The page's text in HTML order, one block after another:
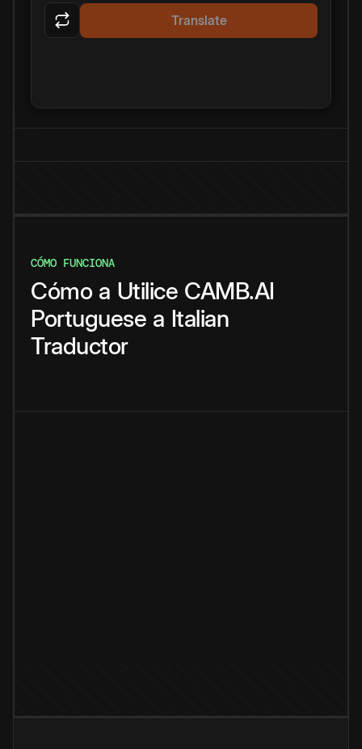
Translate
CÓMO FUNCIONA
Cómo a Utilice CAMB.AI
Portuguese a Italian
Traductor